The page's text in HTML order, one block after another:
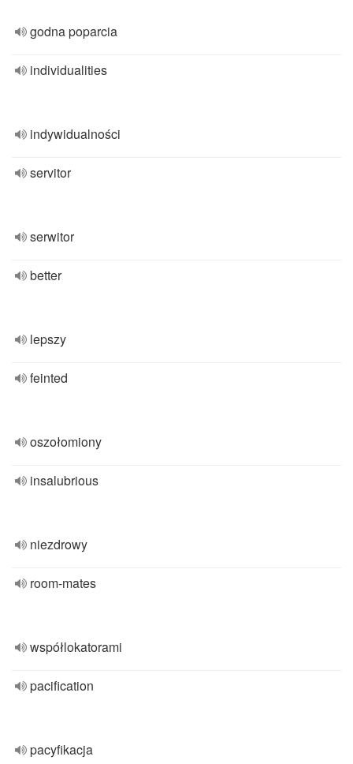
godna poparcia
individualities
indywidualności
servitor
serwitor
better
lepszy
feinted
oszołomiony
insalubrious
niezdrowy
room-mates
współlokatorami
pacification
pacyfikacja